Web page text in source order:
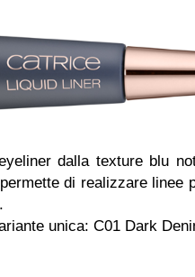
dalla texture blu
di realizzare
unica: C01 Dark